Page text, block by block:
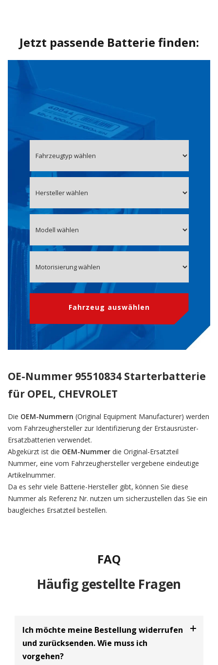
Jetzt passende Batterie finden:
Fahrzeug auswählen
OE-Nummer 95510834 Starterbatterie
für OPEL, CHEVROLET
Die OEM-Nummern (Original Equipment Manufacturer) werden
vom Fahrzeughersteller zur Identifizierung der Erstausrüster-
Ersatzbatterien verwendet.
Abgekürzt ist die OEM-Nummer die Original-Ersatzteil
Nummer, eine vom Fahrzeughersteller vergebene eindeutige
Artikelnummer.
Da es sehr viele Batterie-Hersteller gibt, können Sie diese
Nummer als Referenz Nr. nutzen um sicherzustellen das Sie ein
baugleiches Ersatzteil bestellen.
FAQ
Häufig gestellte Fragen
Ich möchte meine Bestellung widerrufen
und zurücksenden. Wie muss ich
vorgehen?